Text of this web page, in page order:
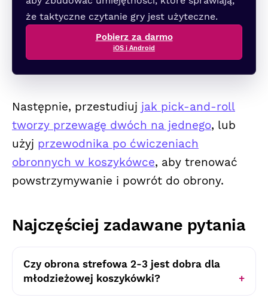
że taktyczne czytanie gry jest użyteczne.
Pobierz za darmo
iOS i Android
Następnie, przestudiuj jak pick-and-roll
tworzy przewagę dwóch na jednego, lub
użyj przewodnika po ćwiczeniach
obronnych w koszykówce, aby trenować
powstrzymywanie i powrót do obrony.
Najczęściej zadawane pytania
Czy obrona strefowa 2-3 jest dobra dla
młodzieżowej koszykówki?